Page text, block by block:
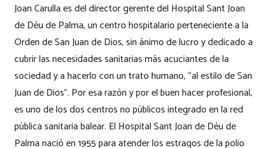
Joan Carulla es del director gerente del Hospital Sant Joan
de Déu de Palma, un centro hospitalario perteneciente a la
Orden de San Juan de Dios, sin ánimo de lucro y dedicado a
cubrir las necesidades sanitarias más acuciantes de la
sociedad y a hacerlo con un trato humano, “al estilo de San
Juan de Dios”. Por esa razón y por el buen hacer profesional,
es uno de los dos centros no públicos integrado en la red
pública sanitaria balear. El Hospital Sant Joan de Déu de
Palma nació en 1955 para atender los estragos de la polio